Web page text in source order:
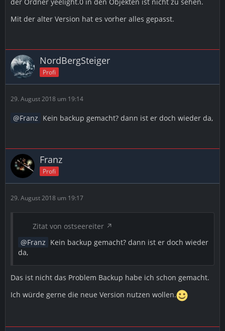
Mit der alter Version hat es vorher alles gepasst.
NordBergSteiger
Profi
29. August 2018 um 19:14
Franz Kein backup gemacht? dann ist er doch wieder da,
Franz
Profi
29. August 2018 um 19:17
Zitat von ostseereiter
Franz Kein backup gemacht? dann ist er doch wieder
da,
Das ist nicht das Problem Backup habe ich schon gemacht.
Ich würde gerne die neue Version nutzen wollen.